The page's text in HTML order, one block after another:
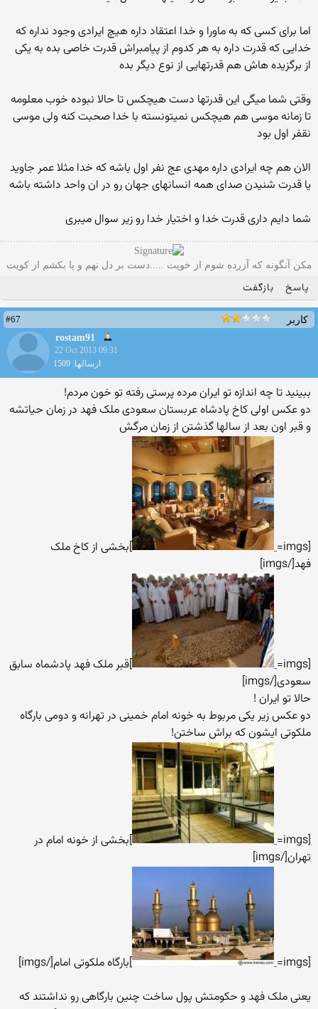
اما برای کسی که به ماورا و خدا اعتقاد داره هیچ ایرادی وجود نداره که
خدایی که قدرت داره به هر کدوم از پیامبراش قدرت خاصی بده به یکی
از برگزیده هاش هم قدرتهایی از نوع دیگر بده
وقتی شما میگی این قدرتها دست هیچکس تا حالا نبوده خوب معلومه
تا زمانه موسی هم هیچکس نمیتونسته با خدا صحبت کنه ولی موسی
نقفر اول بود
الان هم چه ایرادی داره مهدی عج نفر اول باشه که خدا مثلا عمر جاوید
یا قدرت شنیدن صدای همه انسانهای جهان رو در ان واحد داشته باشه
شما دایم داری قدرت خدا و اختیار خدا رو زیر سوال میبری
مکن آنگونه که آزرده شوم از خویت .....دست بر دل نهم و پا بکشم از کویت
پاسخ بازگفت
کاربر
#67
rostam91
22 Oct 2013 09:31
ارسالها: 1509
ببینید تا چه اندازه تو ایران مرده پرستی رفته تو خون مردم!
دو عکس اولی کاخ پادشاه عربستان سعودی ملک فهد در زمان حیاتشه
و قبر اون بعد از سالها گذشتن از زمان مرگش
[imgs=
]بخشی از کاخ ملک
فهد[/imgs]
[imgs=
]قبر ملک فهد پادشماه سابق
سعودی[/imgs]
حالا تو ایران !
دو عکس زیر یکی مربوط به خونه امام خمینی در تهرانه و دومی بارگاه
ملکوتی ایشون که براش ساختن!
[imgs=
]بخشی از خونه امام در
تهران[/imgs]
[imgs=
]بارگاه ملکوتی امام[/imgs]
یعنی ملک فهد و حکومتش پول ساخت چنین بارگاهی رو نداشتند که